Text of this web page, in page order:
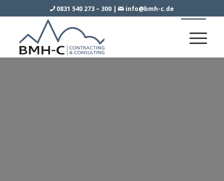
0831 540 273 – 300| info@bmh-c.de